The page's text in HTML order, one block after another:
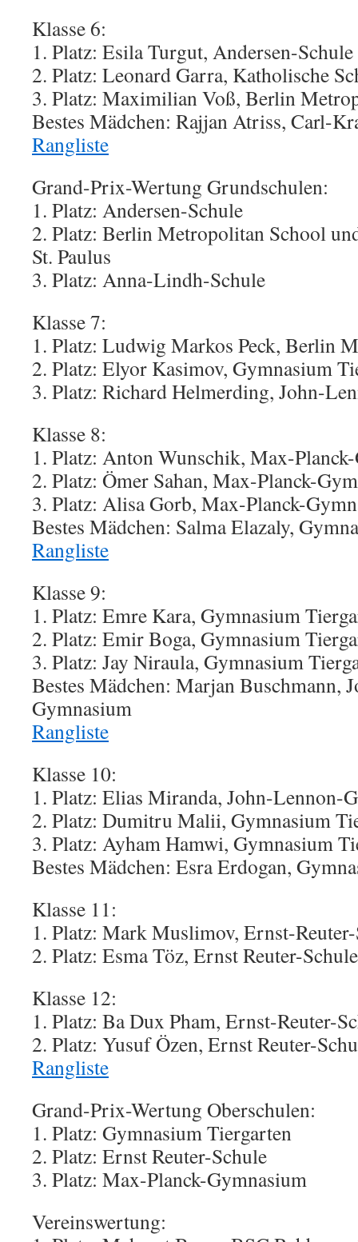
Klasse 6:
1. Platz: Esila Turgut, Andersen-Schule
2. Platz: Leonard Garra, Katholische
3. Platz: Maximilian Voß, Berlin
Bestes Mädchen: Rajjan Atriss, Carl-
Rangliste
Grand-Prix-Wertung Grundschulen:
1. Platz: Andersen-Schule
2. Platz: Berlin Metropolitan School
St. Paulus
3. Platz: Anna-Lindh-Schule
Klasse 7:
1. Platz: Ludwig Markos Peck, Berlin
2. Platz: Elyor Kasimov, Gymnasium
3. Platz: Richard Helmerding, John-
Klasse 8:
1. Platz: Anton Wunschik, Max-
2. Platz: Ömer Sahan, Max-Planck-
3. Platz: Alisa Gorb, Max-Planck-
Bestes Mädchen: Salma Elazaly,
Rangliste
Klasse 9:
1. Platz: Emre Kara, Gymnasium
2. Platz: Emir Boga, Gymnasium
3. Platz: Jay Niraula, Gymnasium
Bestes Mädchen: Marjan Buschmann,
Gymnasium
Rangliste
Klasse 10:
1. Platz: Elias Miranda, John-Lennon-
2. Platz: Dumitru Malii, Gymnasium
3. Platz: Ayham Hamwi, Gymnasium
Bestes Mädchen: Esra Erdogan,
Klasse 11:
1. Platz: Mark Muslimov, Ernst-
2. Platz: Esma Töz, Ernst Reuter-Schule
Klasse 12:
1. Platz: Ba Dux Pham, Ernst-Reuter-
2. Platz: Yusuf Özen, Ernst Reuter-
Rangliste
Grand-Prix-Wertung Oberschulen:
1. Platz: Gymnasium Tiergarten
2. Platz: Ernst Reuter-Schule
3. Platz: Max-Planck-Gymnasium
Vereinswertung: